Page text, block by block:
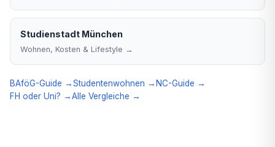
Studienstadt München
Wohnen, Kosten & Lifestyle →
BAföG-Guide →Studentenwohnen → NC-Guide →
FH oder Uni? →Alle Vergleiche →